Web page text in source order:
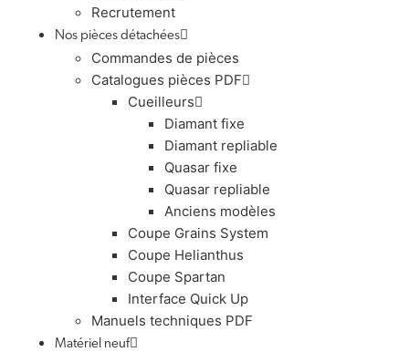
Recrutement
Nos pièces détachées
Commandes de pièces
Catalogues pièces PDF
Cueilleurs
Diamant fixe
Diamant repliable
Quasar fixe
Quasar repliable
Anciens modèles
Coupe Grains System
Coupe Helianthus
Coupe Spartan
Interface Quick Up
Manuels techniques PDF
Matériel neuf